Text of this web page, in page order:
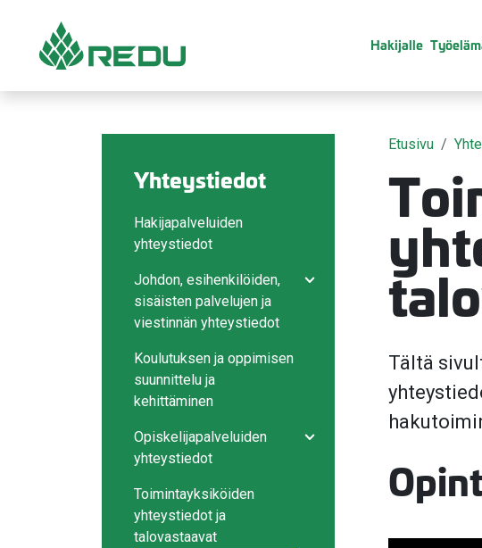
Hakijalle
Yhteystiedot
Hakijapalveluiden
yhteystiedot
Avaa/sulje alavalikko
Johdon, esihenkilöiden,
sisäisten palvelujen ja
viestinnän yhteystiedot
Koulutuksen ja oppimisen
suunnittelu ja
kehittäminen
Opiskelijapalveluiden
yhteystiedot
Toimintayksiköiden
yhteystiedot ja
talovastaavat
Etusivu
Tältä